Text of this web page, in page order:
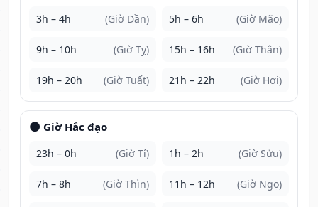
3h – 4h (Giờ Dần) 5h – 6h (Giờ Mão)
9h – 10h (Giờ Tỵ) 15h – 16h (Giờ Thân)
19h – 20h (Giờ Tuất) 21h – 22h (Giờ Hợi)
🌑 Giờ Hắc đạo
23h – 0h (Giờ Tí) 1h – 2h (Giờ Sửu)
7h – 8h (Giờ Thìn) 11h – 12h (Giờ Ngọ)